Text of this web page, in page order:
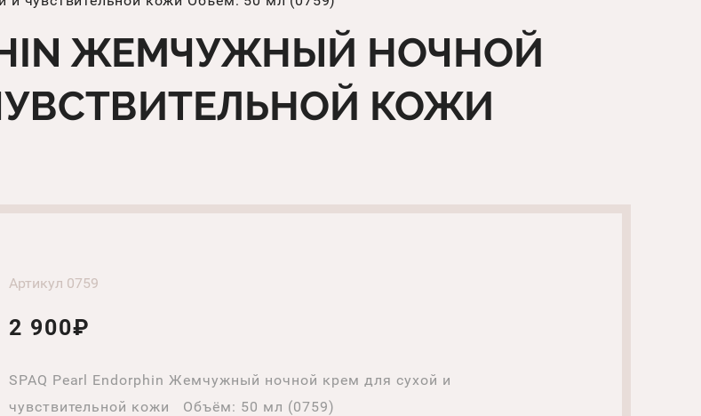
ЖЕМЧУЖНЫЙ НОЧНОЙ
КОЖИ
Артикул 0759
2 900₽
SPAQ Pearl Endorphin Жемчужный ночной крем для сухой и
чувствительной кожи Объём: 50 мл (0759)